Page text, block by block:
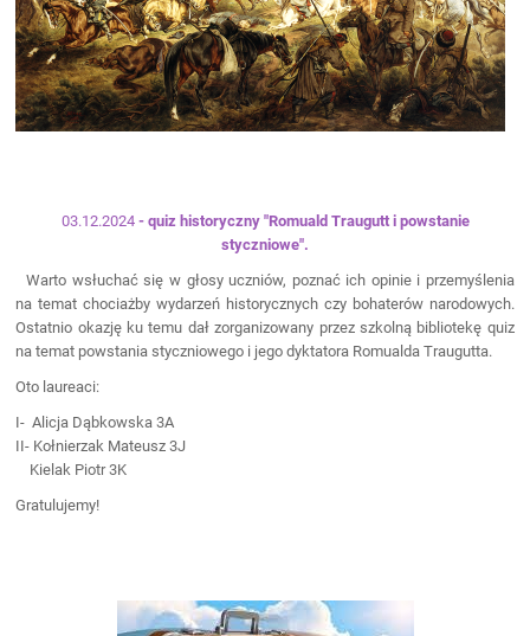
03.12.2024- quiz historyczny "Romuald Traugutt i powstanie
styczniowe".
Warto wsłuchać się w głosy uczniów, poznać ich opinie i przemyślenia
na temat chociażby wydarzeń historycznych czy bohaterów narodowych.
Ostatnio okazję ku temu dał zorganizowany przez szkolną bibliotekę quiz
na temat powstania styczniowego i jego dyktatora Romualda Traugutta.
Oto laureaci:
I- Alicja Dąbkowska 3A
II- Kołnierzak Mateusz 3J
Kielak Piotr 3K
Gratulujemy!